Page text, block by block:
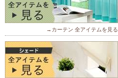
→カーテン 全アイテムを見る